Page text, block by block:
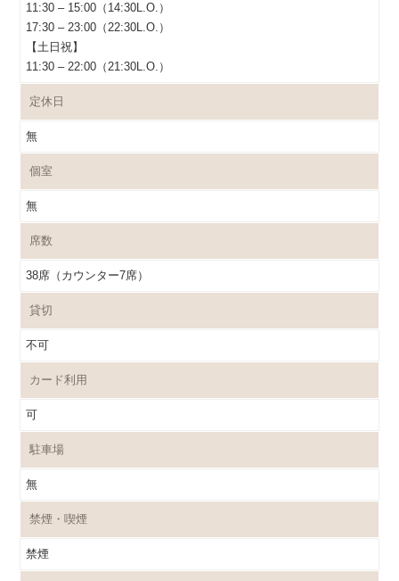
11:30 – 15:00（14:30L.O.）
17:30 – 23:00（22:30L.O.）
【土日祝】
11:30 – 22:00（21:30L.O.）
定休日
無
個室
無
席数
38席（カウンター7席）
貸切
不可
カード利用
可
駐車場
無
禁煙・喫煙
禁煙